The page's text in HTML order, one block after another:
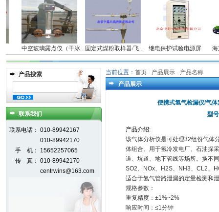
中空玻璃露点仪（干冰...固定式煤粉取样器/飞... 继电保护试验电源屏 海
产品搜索
联系我们
联系电话： 010-89942167
010-89942170
手 机：
15652257065
传 真： 010-89942170
centrwins@163.com
当前位置： 首页 - 产品展示 - 产品名称
产品展示
便携式氢气检漏仪/气
型
产品介绍:
该气体分析仪是可处理32组份气体
体组合。用于氢冷发电厂、石油探
道、坑道、地下管线等场所。换不
SO2、NOx、H2S、NH3、CL2、
适合于氢气管路泄漏的定量检测和
规格参数：
重复精度：±1%~2%
响应时间：≤1分钟